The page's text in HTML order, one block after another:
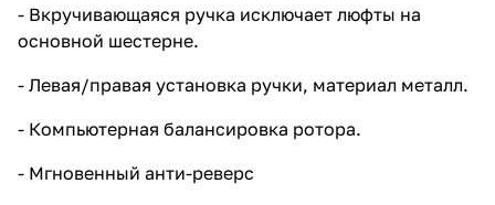
- Вкручивающаяся ручка исключает люфты на
основной шестерне.
- Левая/правая установка ручки, материал металл.
- Компьютерная балансировка ротора.
- Мгновенный анти-реверс